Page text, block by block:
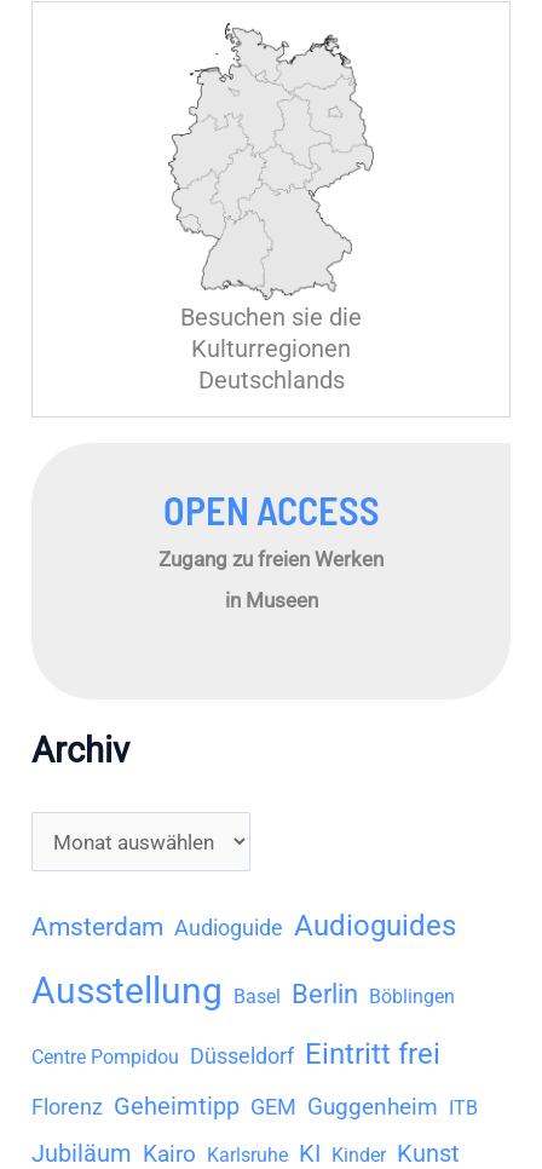
Besuchen sie die
Kulturregionen
Deutschlands
OPEN ACCESS
Zugang zu freien Werken
in Museen
Archiv
r
c
i
Amsterdam Audioguide Audioguides
Ausstellung Basel Berlin Böblingen
Centre Pompidou Düsseldorf Eintritt frei
Florenz Geheimtipp GEM Guggenheim ITB
Jubiläum Kairo Karlsruhe KI Kinder Kunst